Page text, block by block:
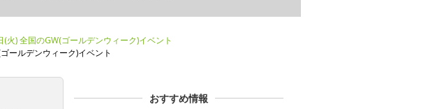
火) 全国のGW(ゴールデンウィーク)イベント
ールデンウィーク)イベント
おすすめ情報